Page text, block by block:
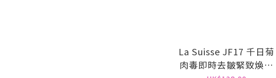
La Suisse JF17 千日菊
肉毒即時去皺緊致煥白